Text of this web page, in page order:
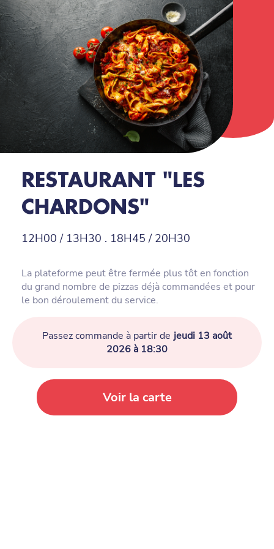
RESTAURANT "LES
CHARDONS"
12H00 / 13H30 . 18H45 / 20H30
La plateforme peut être fermée plus tôt en fonction
du grand nombre de pizzas déjà commandées et pour
le bon déroulement du service.
Passez commande à partir de jeudi 13 août
2026 à 18:30
Voir la carte